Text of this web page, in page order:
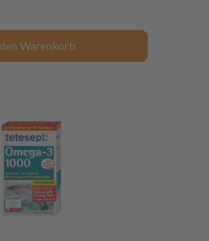
Warenkorb